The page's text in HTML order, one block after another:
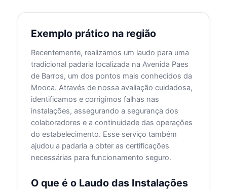
Exemplo prático na região
Recentemente, realizamos um laudo para uma
tradicional padaria localizada na Avenida Paes
de Barros, um dos pontos mais conhecidos da
Mooca. Através de nossa avaliação cuidadosa,
identificamos e corrigimos falhas nas
instalações, assegurando a segurança dos
colaboradores e a continuidade das operações
do estabelecimento. Esse serviço também
ajudou a padaria a obter as certificações
necessárias para funcionamento seguro.
O que é o Laudo das Instalações